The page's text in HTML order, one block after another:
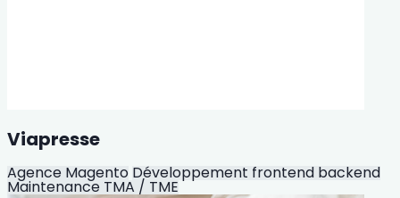
Viapresse
Agence Magento Développement frontend backend
Maintenance TMA / TME